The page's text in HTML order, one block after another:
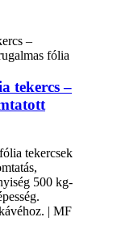
tekercs –
tekercsek
500 kg-
| MF